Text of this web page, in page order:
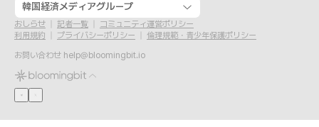
韓国経済メディアグループ
おしらせ 記者一覧
コミュニティ運営ポリシー
利用規約
プライバシーポリシー
倫理規範・青少年保護ポリシー
お問い合わせ help@bloomingbit.io